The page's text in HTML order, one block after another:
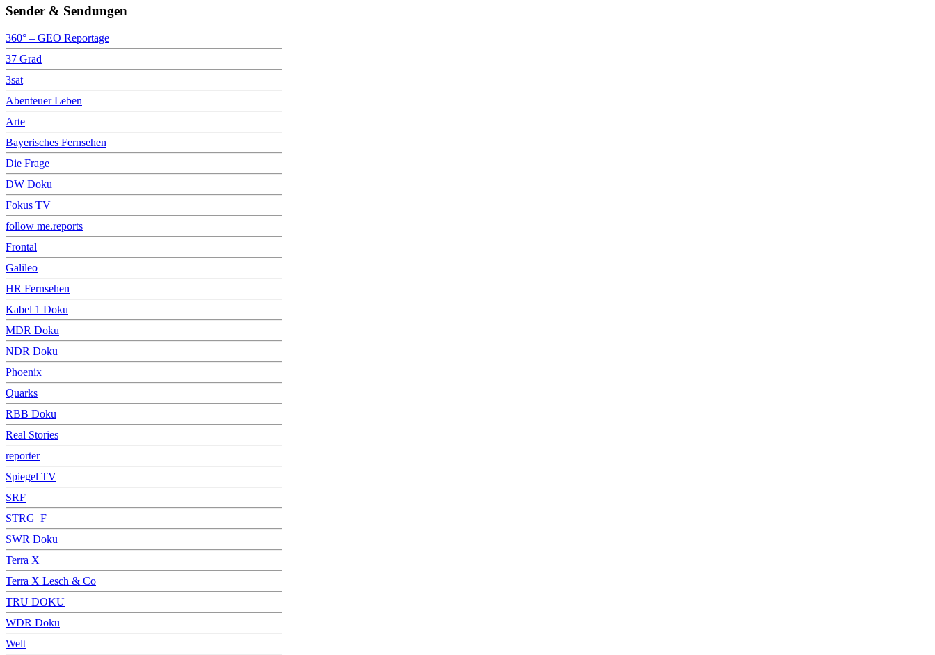
Sender & Sendungen
360° – GEO Reportage
37 Grad
3sat
Abenteuer Leben
Arte
Bayerisches Fernsehen
Die Frage
DW Doku
Fokus TV
follow me.reports
Frontal
Galileo
HR Fernsehen
Kabel 1 Doku
MDR Doku
NDR Doku
Phoenix
Quarks
RBB Doku
Real Stories
reporter
Spiegel TV
SRF
STRG_F
SWR Doku
Terra X
Terra X Lesch & Co
TRU DOKU
WDR Doku
Welt